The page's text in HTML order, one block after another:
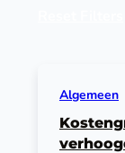
Algemeen